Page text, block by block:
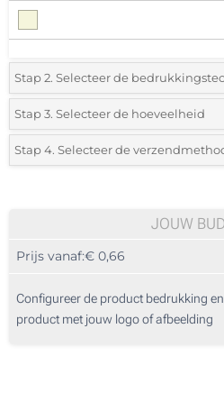
Stap 2. Selecteer de
*Selecteer de bedrukking en kleuren
1 Kleur (Aan een kant)
3 Kleuren (Aan een kant)
Digitale full colour transfer (Aan een
Stap 3. Selecteer de hoeveelheid
*Selecteer uit de lijst of voeg het
50
250
Stap 4. Selecteer de
JOUW
Prijs vanaf:€ 0,66
Configureer de product bedrukking
product met jouw logo of afbeelding